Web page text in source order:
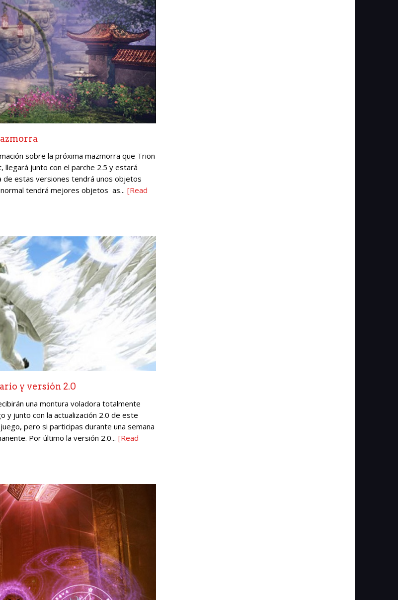
sobre la próxima mazmorra que Trion
llegará junto con el parche 2.5 y estará
de estas versiones tendrá unos objetos
tendrá mejores objetos as... [Read
y versión 2.0
una montura voladora totalmente
y junto con la actualización 2.0 de este
pero si participas durante una semana
Por último la versión 2.0... [Read